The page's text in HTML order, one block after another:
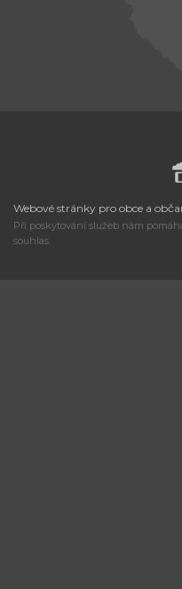
Webové stránky pro obce a
Při poskytování služeb nám
souhlas.